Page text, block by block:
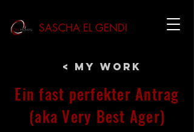
SASCHA EL GENDI
< My Work
Ein fast perfekter Antrag
(aka Very Best Ager)